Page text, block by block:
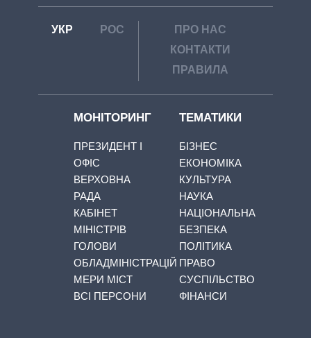
УКР РОС
ПРО НАС
КОНТАКТИ
ПРАВИЛА
МОНІТОРИНГ
ПРЕЗИДЕНТ І
ОФІС
ВЕРХОВНА
РАДА
КАБІНЕТ
МІНІСТРІВ
ГОЛОВИ
ОБЛАДМІНІСТРАЦІЙ
МЕРИ МІСТ
ВСІ ПЕРСОНИ
ТЕМАТИКИ
БІЗНЕС
ЕКОНОМІКА
КУЛЬТУРА
НАУКА
НАЦІОНАЛЬНА
БЕЗПЕКА
ПОЛІТИКА
ПРАВО
СУСПІЛЬСТВО
ФІНАНСИ